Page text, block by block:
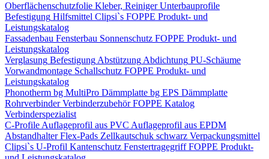
Oberflächenschutzfolie Kleber, Reiniger Unterbauprofile
Befestigung Hilfsmittel Clipsi`s FOPPE Produkt- und
Leistungskatalog
Fassadenbau Fensterbau Sonnenschutz FOPPE Produkt- und
Leistungskatalog
Verglasung Befestigung Abstützung Abdichtung PU-Schäume
Vorwandmontage Schallschutz FOPPE Produkt- und
Leistungskatalog
Phonotherm bg MultiPro Dämmplatte bg EPS Dämmplatte
Rohrverbinder Verbinderzubehör FOPPE Katalog
Verbinderspezialist
C-Profile Auflageprofil aus PVC Auflageprofil aus EPDM
Abstandhalter Flex-Pads Zellkautschuk schwarz Verpackungsmittel
Clipsi`s U-Profil Kantenschutz Fenstertragegriff FOPPE Produkt-